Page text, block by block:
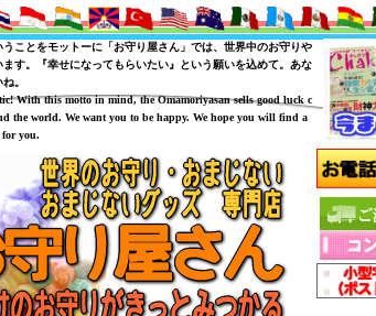
ことをモットーに「お守り屋さん」では、世界中のお守りや
す。『幸せになってもらいたい』という願いを込めて。あな
。
With this motto in mind, the Omamoriyasan sells good luck c
the world. We want you to be happy. We hope you will find a
you.